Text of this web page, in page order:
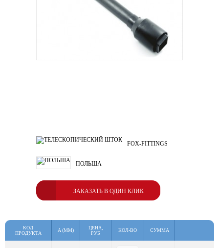
FOX-FITTINGS
ПОЛЬША
ЗАКАЗАТЬ В ОДИН КЛИК
КОД
ПРОДУКТА
A (MM)
ЦЕНА,
РУБ
КОЛ-ВО СУММА